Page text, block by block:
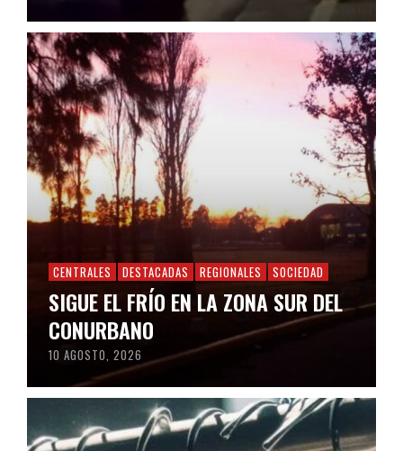
CENTRALES DESTACADAS REGIONALES SOCIEDAD
SIGUE EL FRÍO EN LA ZONA SUR DEL
CONURBANO
10 AGOSTO, 2026